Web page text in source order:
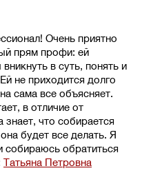
Очень приятно
прям профи: ей
в суть, понять и
не приходится долго
сама все объясняет.
в отличие от
знает, что собирается
будет все делать. Я
собираюсь обратиться
Татьяна Петровна